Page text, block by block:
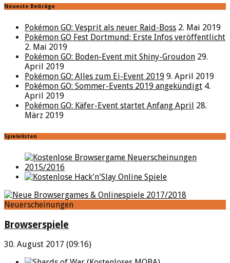
Neueste Beiträge
Pokémon GO: Vesprit als neuer Raid-Boss 2. Mai 2019
Pokémon GO Fest Dortmund: Erste Infos veröffentlicht
2. Mai 2019
Pokémon GO: Boden-Event mit Shiny-Groudon 29.
April 2019
Pokémon GO: Alles zum Ei-Event 2019 9. April 2019
Pokémon GO: Sommer-Events 2019 angekündigt 4.
April 2019
Pokémon GO: Käfer-Event startet Anfang April 28.
März 2019
Spielelisten
Neuerscheinungen
Browserspiele
30. August 2017 (09:16)